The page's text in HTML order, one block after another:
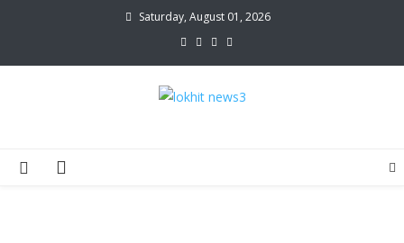
Saturday, August 01, 2026